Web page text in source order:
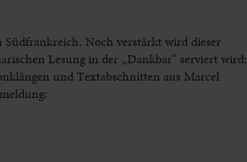
Noch verstärkt wird dieser
Lesung in der „Dankbar“ serviert wird:
und Textabschnitten aus Marcel